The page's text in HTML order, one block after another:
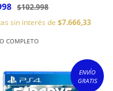
$102.998
sin interés de $7.666,33
COMPLETO
ENVÍO
GRATIS